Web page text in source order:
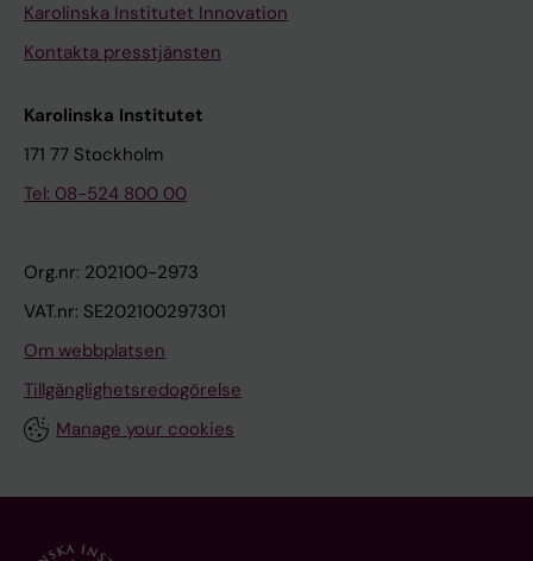
Karolinska Institutet Innovation
Kontakta presstjänsten
Karolinska Institutet
171 77 Stockholm
Tel: 08-524 800 00
Org.nr: 202100-2973
VAT.nr: SE202100297301
Om webbplatsen
Tillgänglighetsredogörelse
Manage your cookies